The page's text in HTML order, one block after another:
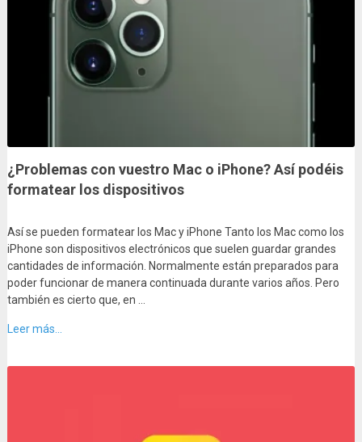
¿Problemas con vuestro Mac o iPhone? Así podéis
formatear los dispositivos
Así se pueden formatear los Mac y iPhone Tanto los Mac como los
iPhone son dispositivos electrónicos que suelen guardar grandes
cantidades de información. Normalmente están preparados para
poder funcionar de manera continuada durante varios años. Pero
también es cierto que, en …
Leer más...